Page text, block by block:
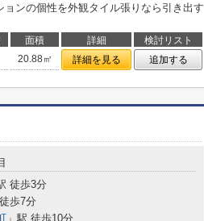
ンの個性を外観タイル張りなら引き出す
面積 詳細
検討リスト
20.88㎡ 詳細を見る 追加する
徒歩3分
歩7分
」駅 徒歩10分